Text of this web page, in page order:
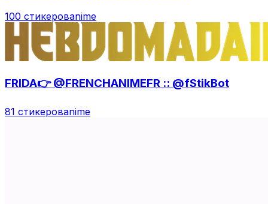
100 стикеровanime
FRIDA👉 @FRENCHANIMEFR :: @fStikBot
81 стикеровanime